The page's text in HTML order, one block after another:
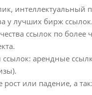
интеллектуальный
у лучших бирж ссылок.
ссылок по
арендные
рост или падение, а